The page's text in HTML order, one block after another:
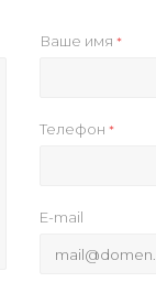
Ваше имя *
Телефон *
E-mail